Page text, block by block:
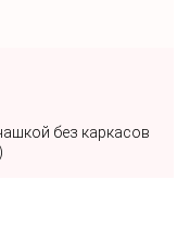
без каркасов